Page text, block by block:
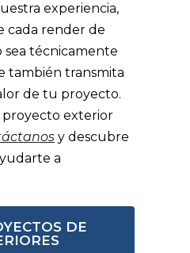
experiencia,
cada render de
sea técnicamente
también transmita
de tu proyecto.
proyecto exterior
y descubre
a
DE